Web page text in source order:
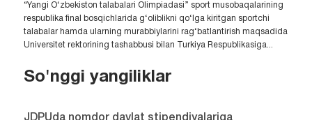
“Yangi O‘zbekiston talabalari Olimpiadasi” sport musobaqalarining
respublika final bosqichlarida g‘oliblikni qo‘lga kiritgan sportchi
talabalar hamda ularning murabbiylarini rag‘batlantirish maqsadida
Universitet rektorining tashabbusi bilan Turkiya Respublikasiga...
So'nggi yangiliklar